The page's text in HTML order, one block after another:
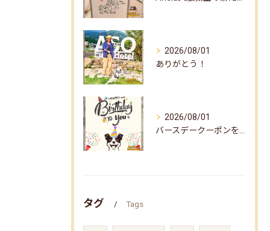
2026/08/01
ありがとう！
2026/08/01
タグ Tags